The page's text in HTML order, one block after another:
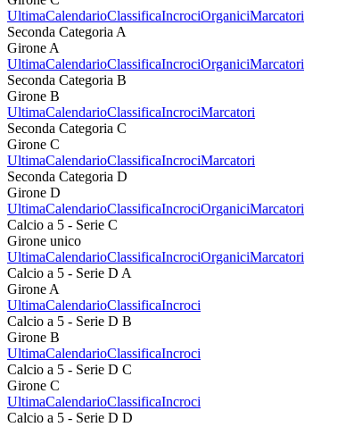
UltimaCalendarioClassificaIncrociOrganiciMarcatori
Seconda Categoria A
Girone A
UltimaCalendarioClassificaIncrociOrganiciMarcatori
Seconda Categoria B
Girone B
UltimaCalendarioClassificaIncrociMarcatori
Seconda Categoria C
Girone C
UltimaCalendarioClassificaIncrociMarcatori
Seconda Categoria D
Girone D
UltimaCalendarioClassificaIncrociOrganiciMarcatori
Calcio a 5 - Serie C
Girone unico
UltimaCalendarioClassificaIncrociOrganiciMarcatori
Calcio a 5 - Serie D A
Girone A
UltimaCalendarioClassificaIncroci
Calcio a 5 - Serie D B
Girone B
UltimaCalendarioClassificaIncroci
Calcio a 5 - Serie D C
Girone C
UltimaCalendarioClassificaIncroci
Calcio a 5 - Serie D D